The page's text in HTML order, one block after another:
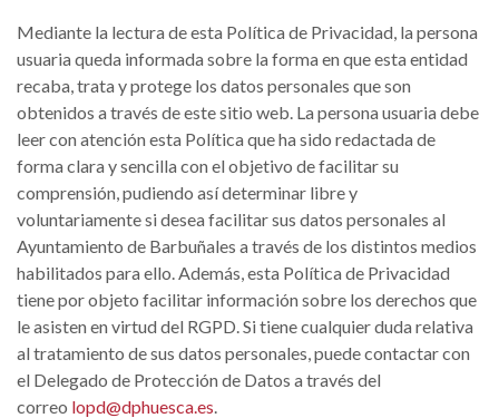
Mediante la lectura de esta Política de Privacidad, la persona
usuaria queda informada sobre la forma en que esta entidad
recaba, trata y protege los datos personales que son
obtenidos a través de este sitio web. La persona usuaria debe
leer con atención esta Política que ha sido redactada de
forma clara y sencilla con el objetivo de facilitar su
comprensión, pudiendo así determinar libre y
voluntariamente si desea facilitar sus datos personales al
Ayuntamiento de Barbuñales a través de los distintos medios
habilitados para ello. Además, esta Política de Privacidad
tiene por objeto facilitar información sobre los derechos que
le asisten en virtud del RGPD. Si tiene cualquier duda relativa
al tratamiento de sus datos personales, puede contactar con
el Delegado de Protección de Datos a través del
correo lopd@dphuesca.es.